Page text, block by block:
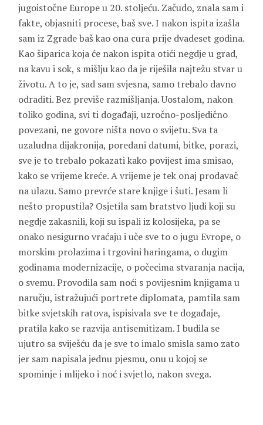
jugoistočne Europe u 20. stoljeću. Začudo, znala sam i
fakte, objasniti procese, baš sve. I nakon ispita izašla
sam iz Zgrade baš kao ona cura prije dvadeset godina.
Kao šiparica koja će nakon ispita otići negdje u grad,
na kavu i sok, s mišlju kao da je riješila najtežu stvar u
životu. A to je, sad sam svjesna, samo trebalo davno
odraditi. Bez previše razmišljanja. Uostalom, nakon
toliko godina, svi ti događaji, uzročno-posljedično
povezani, ne govore ništa novo o svijetu. Sva ta
uzaludna dijakronija, poredani datumi, bitke, porazi,
sve je to trebalo pokazati kako povijest ima smisao,
kako se vrijeme kreće. A vrijeme je tek onaj prodavač
na ulazu. Samo prevrće stare knjige i šuti. Jesam li
nešto propustila? Osjetila sam bratstvo ljudi koji su
negdje zakasnili, koji su ispali iz kolosijeka, pa se
onako nesigurno vraćaju i uče sve to o jugu Evrope, o
morskim prolazima i trgovini haringama, o dugim
godinama modernizacije, o počecima stvaranja nacija,
o svemu. Provodila sam noći s povijesnim knjigama u
naručju, istražujući portrete diplomata, pamtila sam
bitke svjetskih ratova, ispisivala sve te događaje,
pratila kako se razvija antisemitizam. I budila se
ujutro sa sviješću da je sve to imalo smisla samo zato
jer sam napisala jednu pjesmu, onu u kojoj se
spominje i mlijeko i noć i svjetlo, nakon svega.